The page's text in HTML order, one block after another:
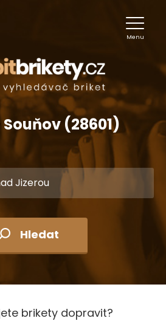
Menu
(28601)
Hledat
brikety dopravit?